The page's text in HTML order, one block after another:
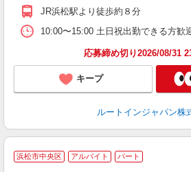
JR浜松駅より徒歩約８分
10:00〜15:00 土日祝出勤できる方
応募締め切り2026/08/31
キープ
ルートインジャパン株
浜松市中央区 アルバイト パート